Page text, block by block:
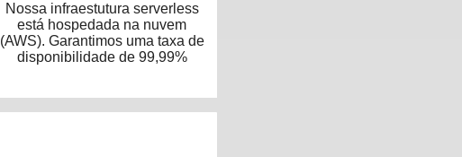
Nossa infraestutura serverless
está hospedada na nuvem
(AWS). Garantimos uma taxa de
disponibilidade de 99,99%